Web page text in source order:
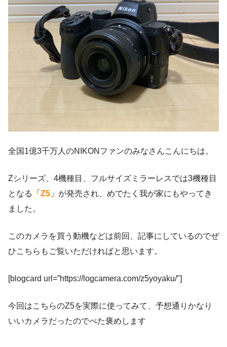
全国1億3千万人のNIKONファンのみなさんこんにちは。
Zシリーズ、4機種目、フルサイズミラーレスでは3機種目
となる
「Z5」 が発売され、めでたく我が家にもやってき
ました。
このカメラを買う動機などは前回、記事にしているのでぜ
ひこちらもご覧いただければと思います。
[blogcard url=”https://logcamera.com/z5yoyaku/″]
今回はこちらのZ5を実際に使ってみて、予想通りかなり
いいカメラだったのでべた褒めします